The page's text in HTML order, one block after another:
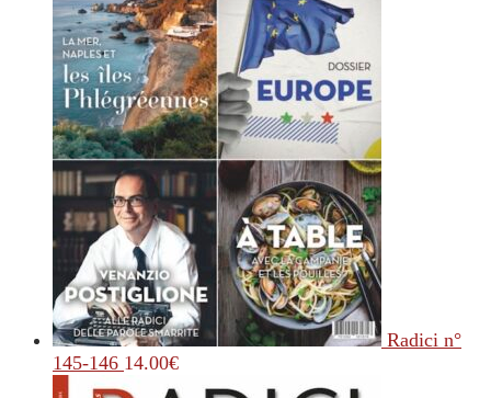
Radici n°
145-146 14.00€